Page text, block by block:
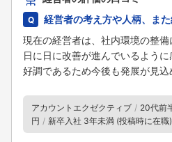
経営者の考え方や人柄、ま
現在の経営者は、社内環境の整備
日に日に改善が進んでいるよう
好調であるため今後も発展が見込
アカウントエクゼクティブ 20代前
円
新卒入社 3年未満 (投稿時に在職)